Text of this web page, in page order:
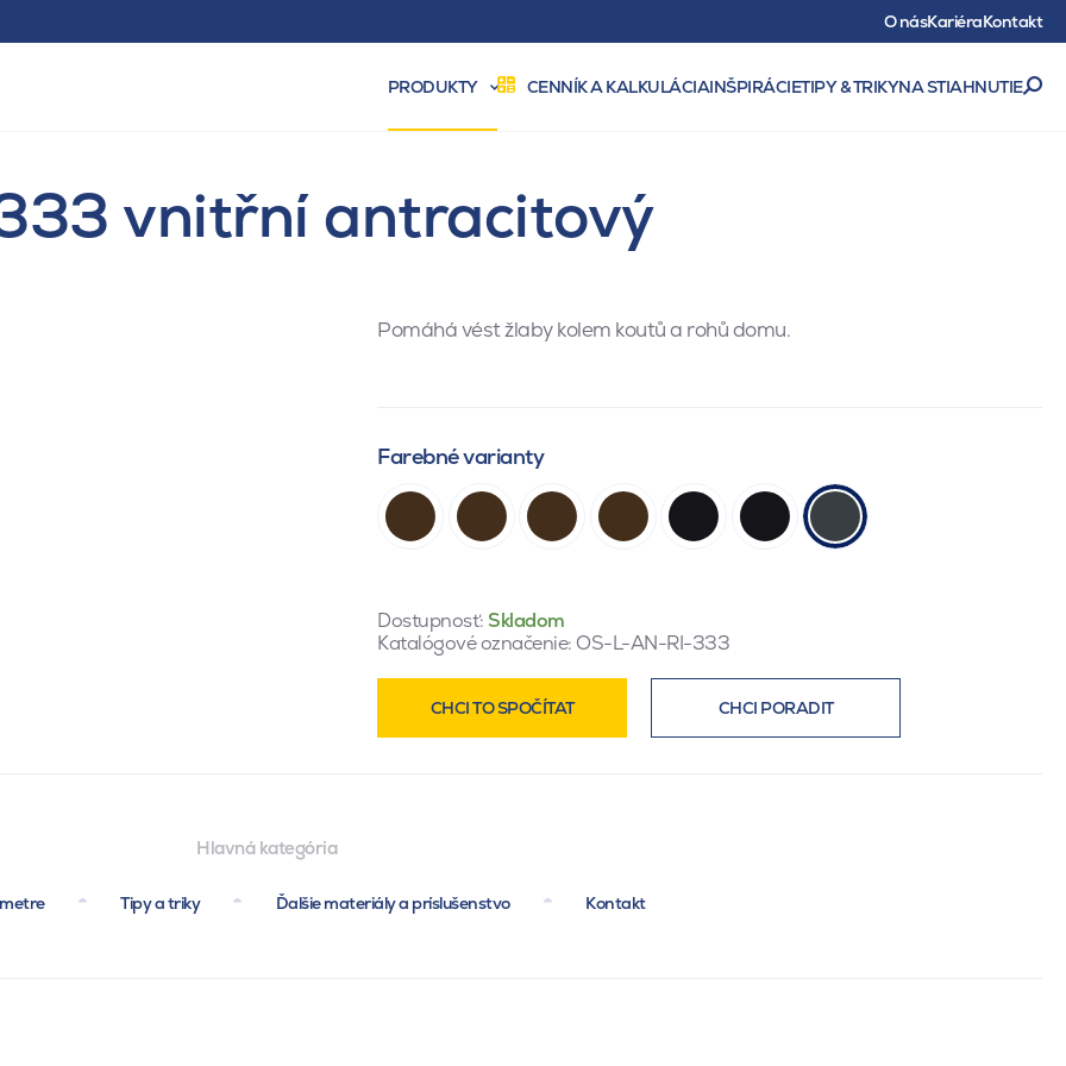
O násKariéraKontakt
PRODUKTY CENNÍK A KALKULÁCIAINŠPIRÁCIETIPY & TRIKYNA STIAHNUTIE
vnitřní antracitový
Pomáhá vést žlaby kolem koutů a rohů domu.
Farebné varianty
Dostupnosť: Skladom
Katalógové označenie: OS-L-AN-RI-333
CHCI TO SPOČÍTAT CHCI PORADIT
Hlavná kategória
Tipy a triky Ďalšie materiály a príslušenstvo Kontakt